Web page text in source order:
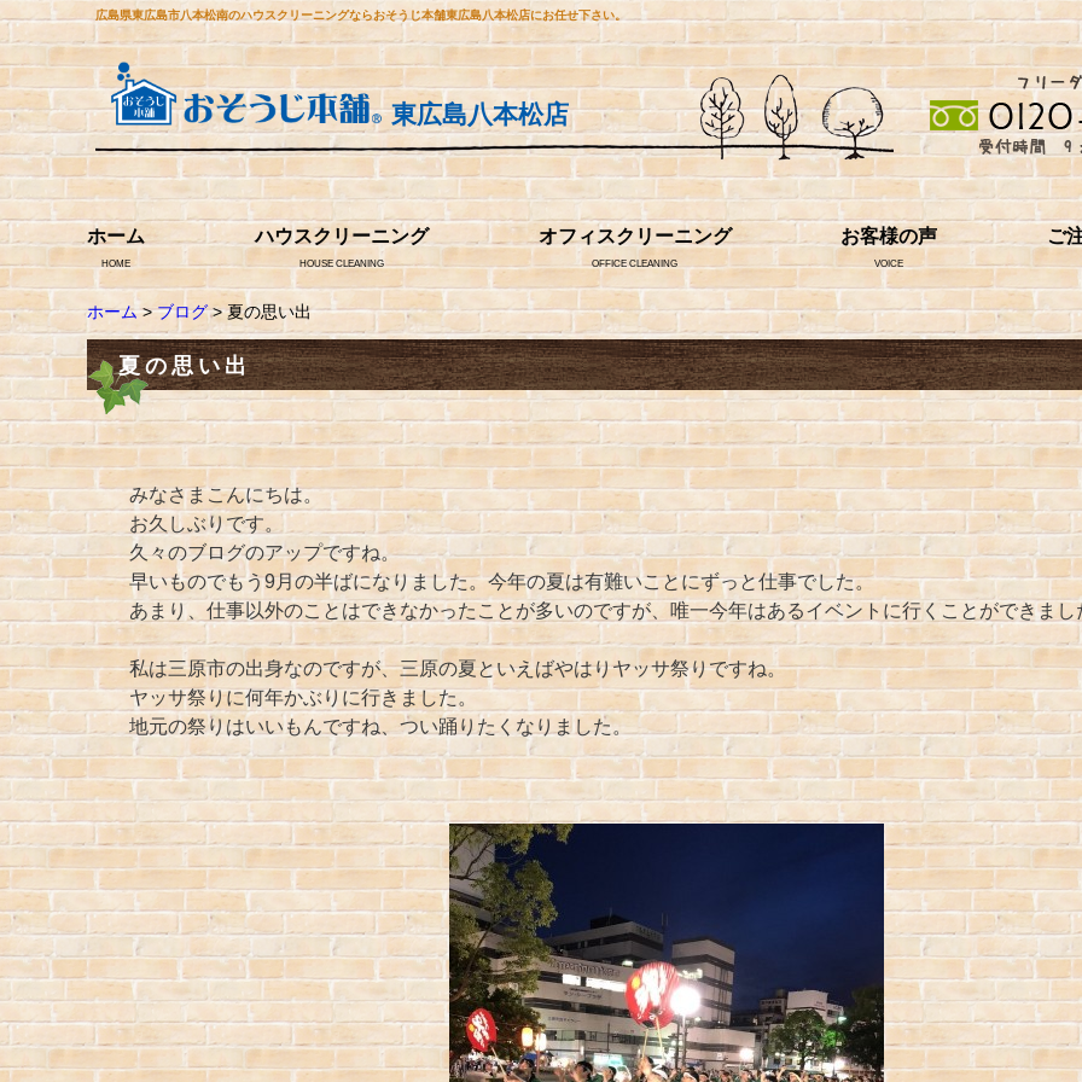
広島県東広島市八本松南のハウスクリーニングならおそうじ本舗東広島八本松店にお任せ下さい。
東広島八本松店
ホーム
HOME
ハウスクリーニング
HOUSE CLEANING
オフィスクリーニング
OFFICE CLEANING
お客様の声
VOICE
ご
ホーム>ブログ> 夏の思い出
夏の思い出
みなさまこんにちは。
お久しぶりです。
久々のブログのアップですね。
早いものでもう9月の半ばになりました。今年の夏は有難いことにずっと仕事でした。
あまり、仕事以外のことはできなかったことが多いのですが、唯一今年はあるイベントに行くことができまし
私は三原市の出身なのですが、三原の夏といえばやはりヤッサ祭りですね。
ヤッサ祭りに何年かぶりに行きました。
地元の祭りはいいもんですね、つい踊りたくなりました。